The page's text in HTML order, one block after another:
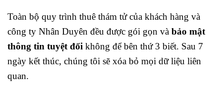
Toàn bộ quy trình thuê thám tử của khách hàng và
công ty Nhân Duyên đều được gói gọn và bảo mật
thông tin tuyệt đối không để bên thứ 3 biết. Sau 7
ngày kết thúc, chúng tôi sẽ xóa bỏ mọi dữ liệu liên
quan.